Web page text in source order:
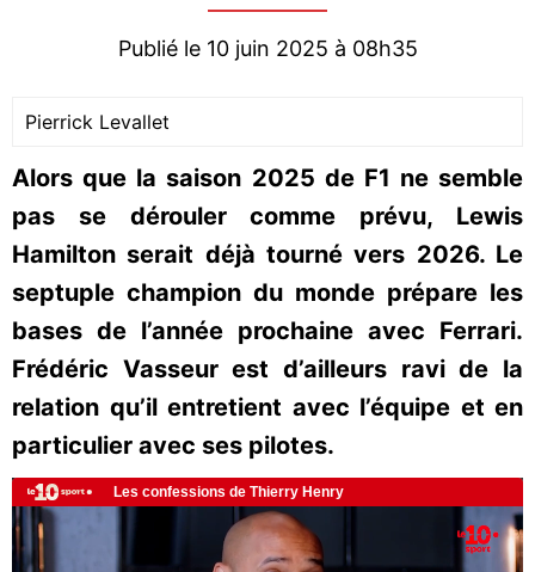
Publié le 10 juin 2025 à 08h35
Pierrick Levallet
Alors que la saison 2025 de F1 ne semble
pas se dérouler comme prévu, Lewis
Hamilton serait déjà tourné vers 2026. Le
septuple champion du monde prépare les
bases de l’année prochaine avec Ferrari.
Frédéric Vasseur est d’ailleurs ravi de la
relation qu’il entretient avec l’équipe et en
particulier avec ses pilotes.